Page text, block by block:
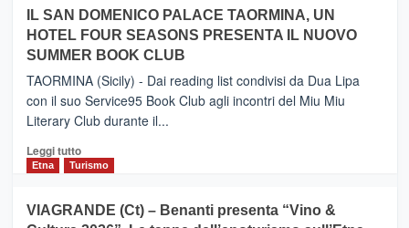
da
Neos
PIEDIMONTE
ETNEO
–
Meta
turistica
privilegiata
secondo
dati
di
Anche
IL SAN DOMENICO PALACE TAORMINA, UN
HOTEL FOUR SEASONS PRESENTA IL NUOVO
SUMMER BOOK CLUB
TAORMINA (Sicily) - Dai reading list condivisi da Dua Lipa
con il suo Service95 Book Club agli incontri del Miu Miu
Literary Club durante il...
Leggi tuttoLeggi
di
IL
Etna Turismo
VIAGRANDE (Ct) – Benanti presenta “Vino &